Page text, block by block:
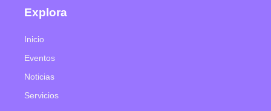
Explora
Inicio
Eventos
Noticias
Servicios